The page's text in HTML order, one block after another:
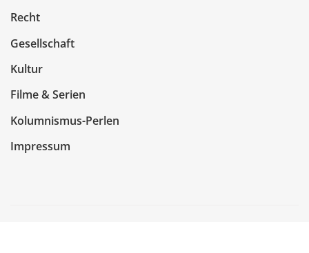
Recht
Gesellschaft
Kultur
Filme & Serien
Kolumnismus-Perlen
Impressum